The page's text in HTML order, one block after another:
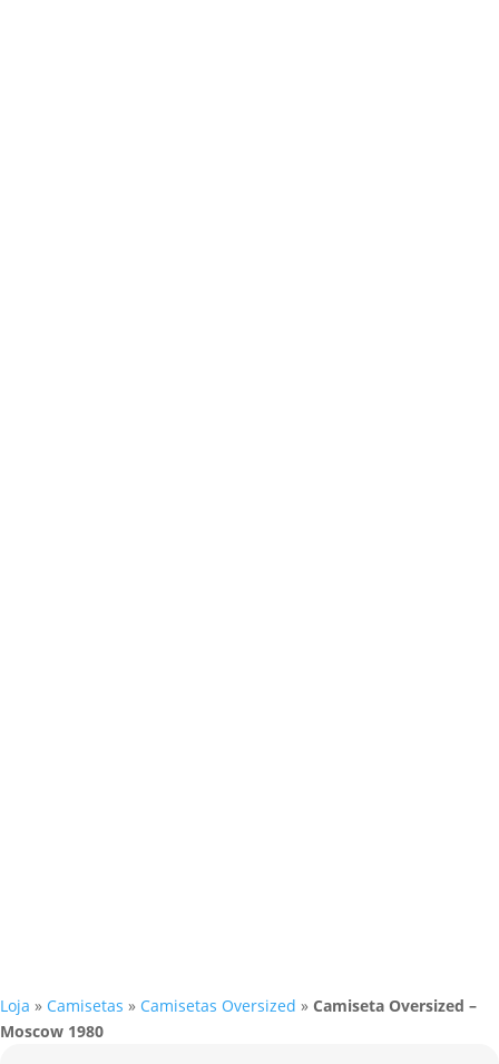
Loja » Camisetas » Camisetas Oversized » Camiseta Oversized –
Moscow 1980